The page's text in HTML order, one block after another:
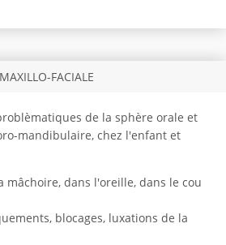
FACIALE
de la sphère orale et
mandibulaire, chez l'enfant et
mâchoire, dans l'oreille, dans le cou
blocages, luxations de la